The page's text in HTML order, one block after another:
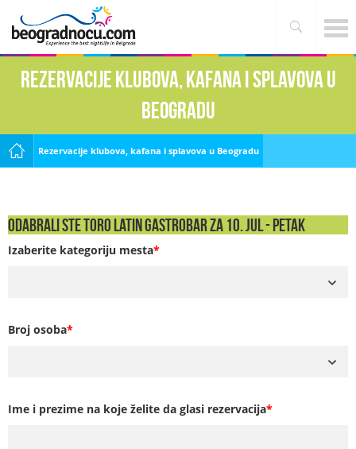
Rezervacije klubova, kafana i splavova u
Beogradu
Rezervacije klubova, kafana i splavova u Beogradu
Odabrali ste Toro Latin Gastrobar za 10. Jul - PETAK
Izaberite kategoriju mesta*
Broj osoba*
Ime i prezime na koje želite da glasi rezervacija*